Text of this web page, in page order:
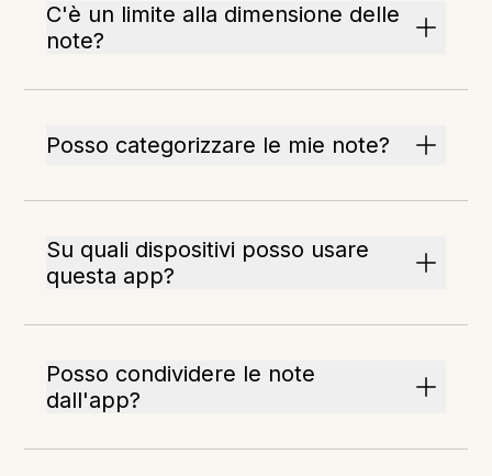
C'è un limite alla dimensione delle
note?
Posso categorizzare le mie note?
Su quali dispositivi posso usare
questa app?
Posso condividere le note
dall'app?